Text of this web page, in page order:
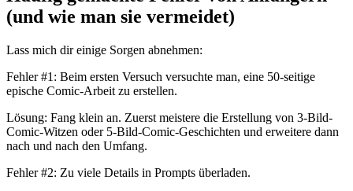
(und wie man sie vermeidet)
Lass mich dir einige Sorgen abnehmen:
Fehler #1: Beim ersten Versuch versuchte man, eine 50-seitige
epische Comic-Arbeit zu erstellen.
Lösung: Fang klein an. Zuerst meistere die Erstellung von 3-Bild-
Comic-Witzen oder 5-Bild-Comic-Geschichten und erweitere dann
nach und nach den Umfang.
Fehler #2: Zu viele Details in Prompts überladen.